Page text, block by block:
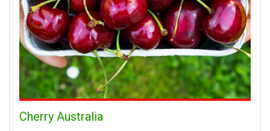
Cherry Australia